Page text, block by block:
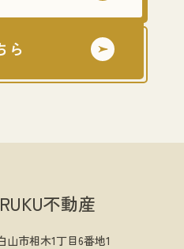
ら
不動産
山市相木1丁目6番地1